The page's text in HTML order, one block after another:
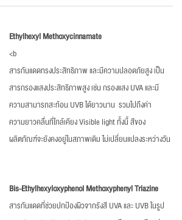
Ethylhexyl Methoxycinnamate
<b
สารกันแดดทรงประสิทธิภาพ และมีความปลอดภัยสูง เป็น
สารกรองแสงประสิทธิภาพสูง เช่น กรองแสง UVA และมี
ความสามารถสะท้อน UVB ได้ยาวนาน รวมไปถึงค่า
ความยาวคลื่นที่ใกล้เคียง Visible light ทั้งนี้ สีของ
ผลิตภัณฑ์จะยังคงอยู่ในสภาพเดิม ไม่เปลี่ยนแปลงระหว่างวัน
Bis-Ethylhexyloxyphenol Methoxyphenyl Triazine
สารกันแดดที่ช่วยปกป้องผิวจากรังสี UVA และ UVB ในรูป